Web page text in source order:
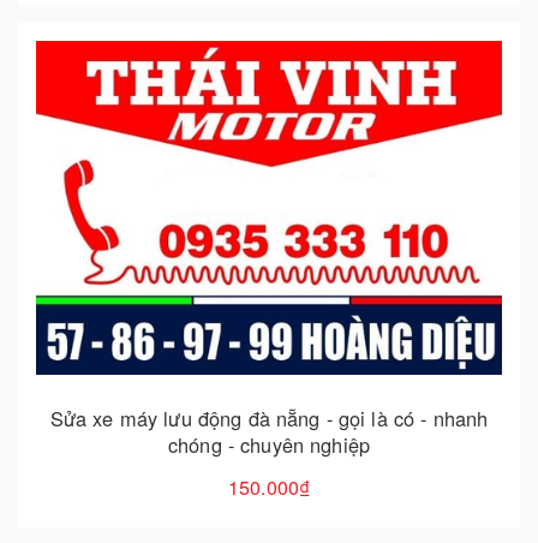
Sửa xe máy lưu động đà nẵng - gọi là có - nhanh
chóng - chuyên nghiệp
150.000₫
Cho vào giỏ hàng